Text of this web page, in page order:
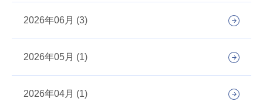
2026年06月 (3)
2026年05月 (1)
2026年04月 (1)